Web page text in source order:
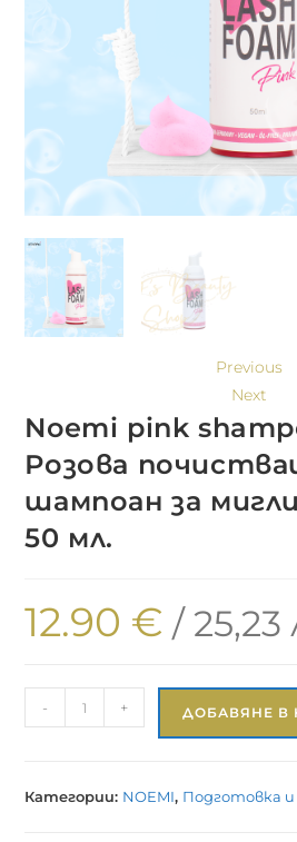
Previous
Next
Noemi pink
Розова
шампоан за
50 мл.
12.90 € / 25,23
- + ДОБАВЯНЕ В
Категории: NOEMI, Подготовка